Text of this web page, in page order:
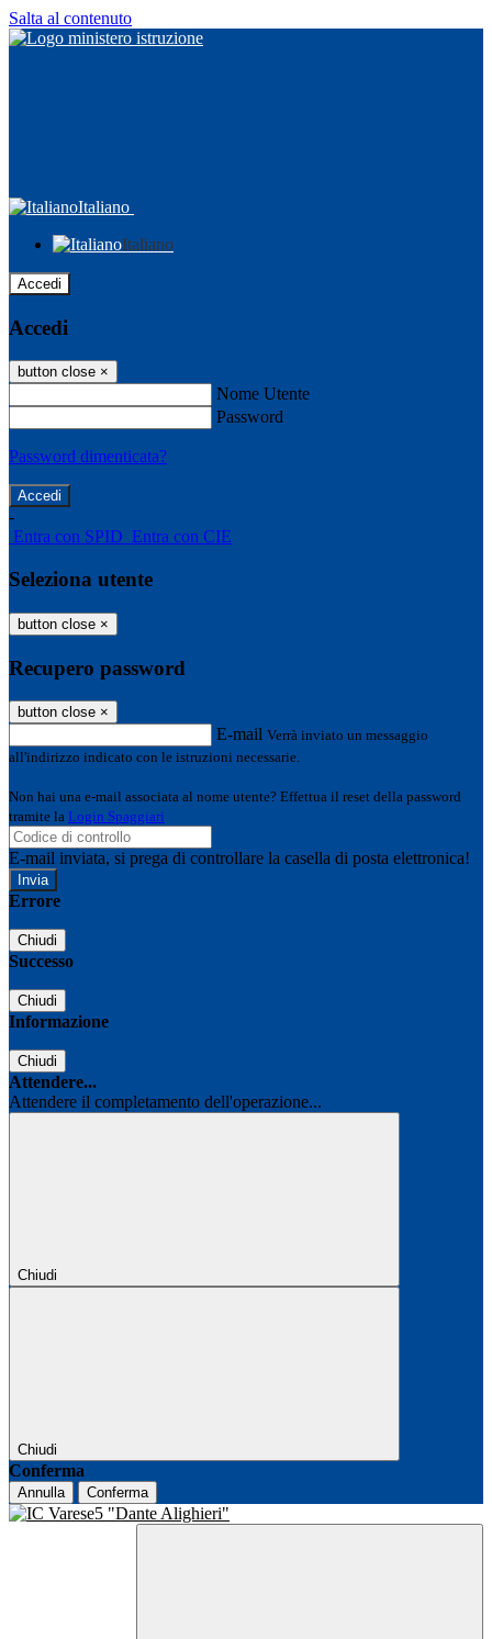
Salta al contenuto
Italiano
Italiano
Accedi
Accedi
button close ×
Nome Utente
Password
Password dimenticata?
-
Entra con SPID Entra con CIE
Seleziona utente
button close ×
Recupero password
button close ×
E-mail Verrà inviato un messaggio
all'indirizzo indicato con le istruzioni necessarie.
Non hai una e-mail associata al nome utente? Effettua il reset della password
tramite la Login Spaggiari
E-mail inviata, si prega di controllare la casella di posta elettronica!
Errore
Chiudi
Successo
Chiudi
Informazione
Chiudi
Attendere...
Attendere il completamento dell'operazione...
Chiudi
Chiudi
Conferma
Annulla Conferma